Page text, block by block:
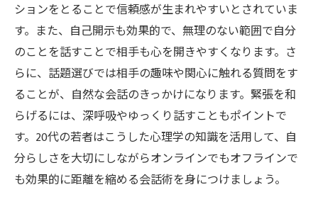
ションをとることで信頼感が生まれやすいとされていま
す。また、自己開示も効果的で、無理のない範囲で自分
のことを話すことで相手も心を開きやすくなります。さ
らに、話題選びでは相手の趣味や関心に触れる質問をす
ることが、自然な会話のきっかけになります。緊張を和
らげるには、深呼吸やゆっくり話すこともポイントで
す。20代の若者はこうした心理学の知識を活用して、自
分らしさを大切にしながらオンラインでもオフラインで
も効果的に距離を縮める会話術を身につけましょう。